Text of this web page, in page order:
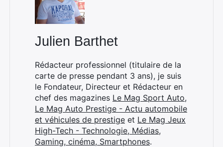
Julien Barthet
Rédacteur professionnel (titulaire de la
carte de presse pendant 3 ans), je suis
le Fondateur, Directeur et Rédacteur en
chef des magazines Le Mag Sport Auto,
Le Mag Auto Prestige - Actu automobile
et véhicules de prestige et Le Mag Jeux
High-Tech - Technologie, Médias,
Gaming, cinéma, Smartphones.